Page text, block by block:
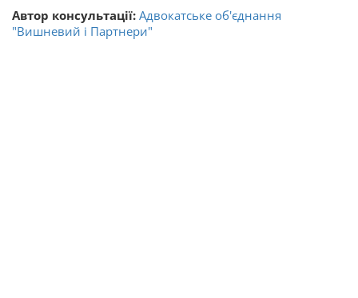
Автор консультації: Адвокатське об'єднання
"Вишневий і Партнери"